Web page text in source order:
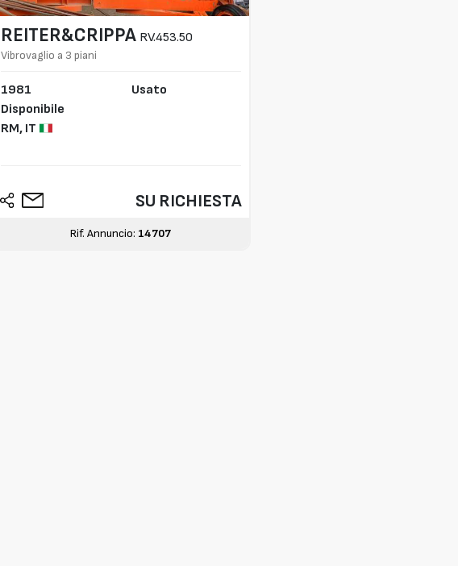
REITER&CRIPPA RV.453.50
Vibrovaglio a 3 piani
1981
Disponibile
RM,IT
Usato
SU RICHIESTA
Rif. Annuncio: 14707